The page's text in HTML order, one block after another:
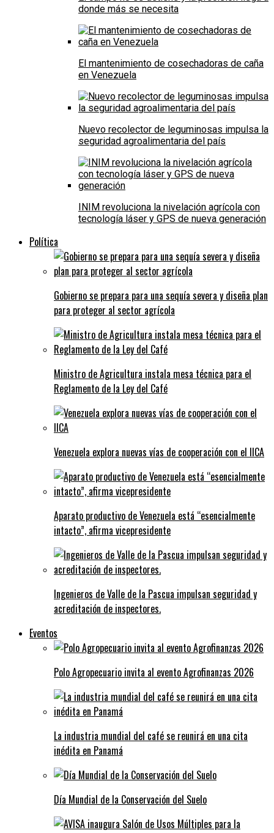
donde más se necesita
El mantenimiento de cosechadoras de caña
en Venezuela
Nuevo recolector de leguminosas impulsa la
seguridad agroalimentaria del país
INIM revoluciona la nivelación agrícola con
tecnología láser y GPS de nueva generación
Política
Gobierno se prepara para una sequía severa y diseña plan
para proteger al sector agrícola
Ministro de Agricultura instala mesa técnica para el
Reglamento de la Ley del Café
Venezuela explora nuevas vías de cooperación con el IICA
Aparato productivo de Venezuela está “esencialmente
intacto”, afirma vicepresidente
Ingenieros de Valle de la Pascua impulsan seguridad y
acreditación de inspectores.
Eventos
Polo Agropecuario invita al evento Agrofinanzas 2026
La industria mundial del café se reunirá en una cita
inédita en Panamá
Día Mundial de la Conservación del Suelo